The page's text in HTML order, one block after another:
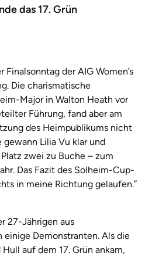
das 17. Grün
Finalsonntag der AIG Women’s
Die charismatische
Major in Walton Heath vor
Führung, fand aber am
des Heimpublikums nicht
gewann Lilia Vu klar und
zwei zu Buche – zum
Das Fazit des Solheim-Cup-
in meine Richtung gelaufen.”
27-Jährigen aus
einige Demonstranten. Als die
auf dem 17. Grün ankam,